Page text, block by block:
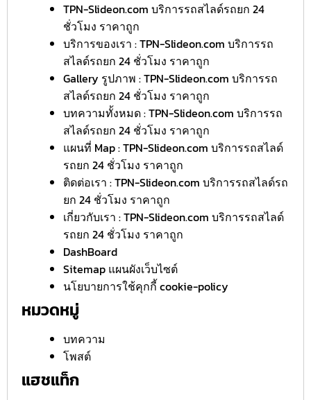
TPN-Slideon.com บริการรถสไลด์รถยก 24
ชั่วโมง ราคาถูก
บริการของเรา : TPN-Slideon.com บริการรถ
สไลด์รถยก 24 ชั่วโมง ราคาถูก
Gallery รูปภาพ : TPN-Slideon.com บริการรถ
สไลด์รถยก 24 ชั่วโมง ราคาถูก
บทความทั้งหมด : TPN-Slideon.com บริการรถ
สไลด์รถยก 24 ชั่วโมง ราคาถูก
แผนที่ Map : TPN-Slideon.com บริการรถสไลด์
รถยก 24 ชั่วโมง ราคาถูก
ติดต่อเรา : TPN-Slideon.com บริการรถสไลด์รถ
ยก 24 ชั่วโมง ราคาถูก
เกี่ยวกับเรา : TPN-Slideon.com บริการรถสไลด์
รถยก 24 ชั่วโมง ราคาถูก
DashBoard
Sitemap แผนผังเว็บไซต์
นโยบายการใช้คุกกี้ cookie-policy
หมวดหมู่
บทความ
โพสต์
แฮชแท็ก